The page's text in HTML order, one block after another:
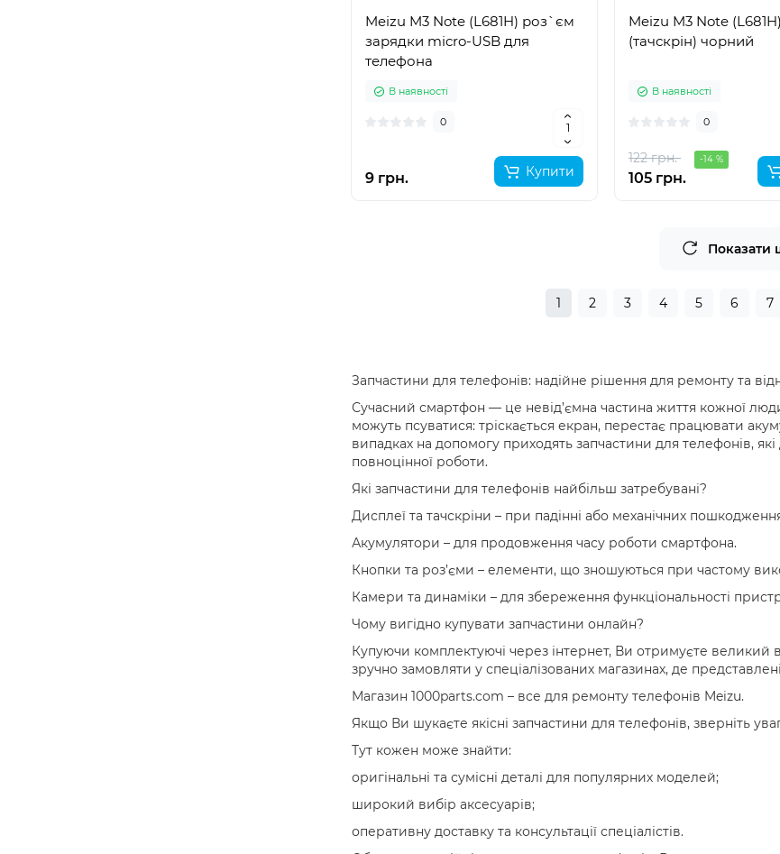
Meizu M3 Note (L681H) роз`єм
зарядки micro-USB для
телефона
В наявності
0
9 грн. Купити
Meizu M3 Note
(тачскрін) чорний
В наявності
0
122 грн. -14 %
105 грн.
Показати
1 2 3 4 5 6 7
Запчастини для телефонів: надійне рішення для ремонту та
Сучасний смартфон — це невід’ємна частина життя кожної
можуть псуватися: тріскається екран, перестає працювати
випадках на допомогу приходять запчастини для телефонів, які
повноцінної роботи.
Які запчастини для телефонів найбільш затребувані?
Дисплеї та тачскріни – при падінні або механічних
Акумулятори – для продовження часу роботи смартфона.
Кнопки та роз’єми – елементи, що зношуються при частому
Камери та динаміки – для збереження функціональності
Чому вигідно купувати запчастини онлайн?
Купуючи комплектуючі через інтернет, Ви отримуєте великий
зручно замовляти у спеціалізованих магазинах, де
Магазин 1000parts.com – все для ремонту телефонів Meizu.
Якщо Ви шукаєте якісні запчастини для телефонів, зверніть
Тут кожен може знайти:
оригінальні та сумісні деталі для популярних моделей;
широкий вибір аксесуарів;
оперативну доставку та консультації спеціалістів.